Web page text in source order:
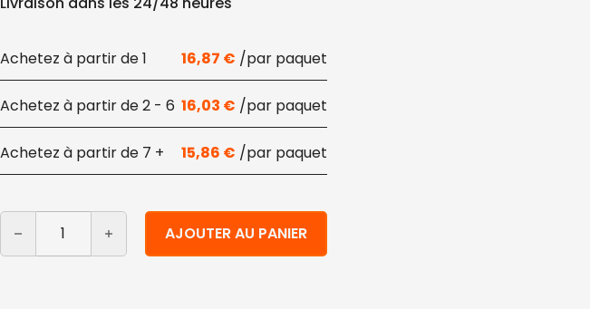
1 16,87 €
2 - 6 16,03 €
7 + 15,86 €
quantité de Bols jetables compostables blancs pour animaux de compagnie 250
AJOUTER AU PANIER
Alternative: